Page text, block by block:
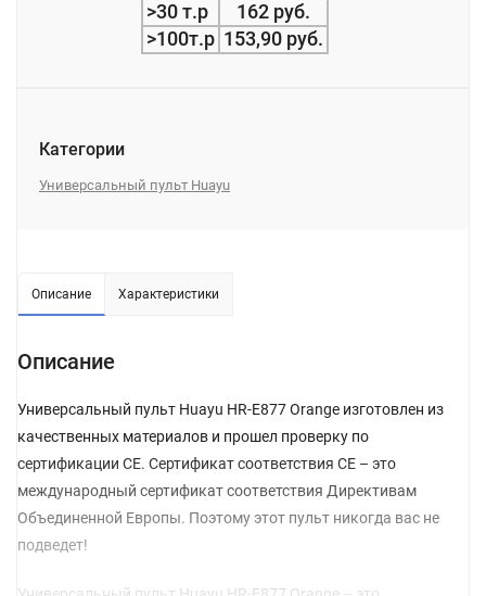
>30 т.р
162 руб.
>100т.р 153,90 руб.
Категории
Универсальный пульт Huayu
Описание Характеристики
Описание
Универсальный пульт Huayu HR-E877 Orange изготовлен из
качественных материалов и прошел проверку по
сертификации CE. Сертификат соответствия СЕ – это
международный сертификат соответствия Директивам
Объединенной Европы. Поэтому этот пульт никогда вас не
подведет!